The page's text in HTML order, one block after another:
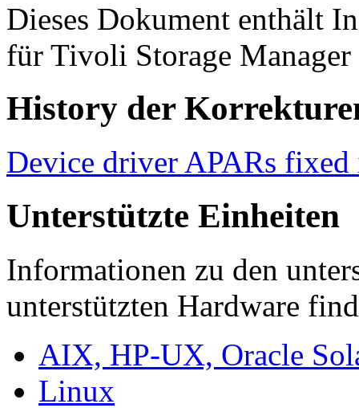
Dieses Dokument enthält
für Tivoli Storage Manager
History der
Device driver APARs
Unterstützte Einheiten
Informationen zu den
unterstützten Hardware
AIX, HP-UX, Oracle
Linux